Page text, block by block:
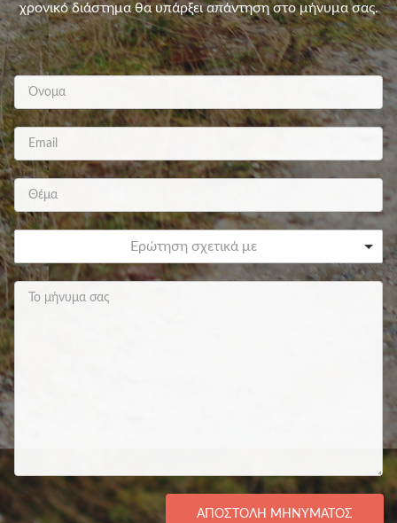
χρονικό διάστημα θα υπάρξει απάντηση στο μήνυμα σας.
Ερώτηση σχετικά με
ΑΠΟΣΤΟΛΉ ΜΗΝΎΜΑΤΟΣ